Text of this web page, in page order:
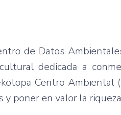
de Datos
dedicada a
Centro Ambiental
poner en valor la